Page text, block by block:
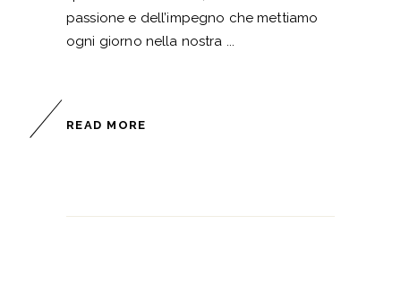
passione e dell’impegno che mettiamo
ogni giorno nella nostra
READ MORE